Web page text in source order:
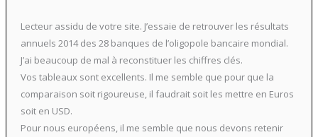
Lecteur assidu de votre site. J’essaie de retrouver les résultats
annuels 2014 des 28 banques de l’oligopole bancaire mondial.
J’ai beaucoup de mal à reconstituer les chiffres clés.
Vos tableaux sont excellents. Il me semble que pour que la
comparaison soit rigoureuse, il faudrait soit les mettre en Euros
soit en USD.
Pour nous européens, il me semble que nous devons retenir